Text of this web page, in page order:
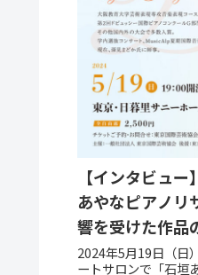
【インタビュ
あやなピアノリ
響を受けた作品
2024年5月19日（日
ートサロンで「石垣